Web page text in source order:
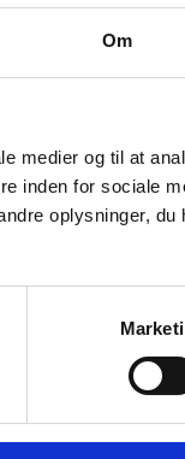
Om
medier og til at
inden for sociale
oplysninger, du
som selv designer
vi altid flere
de andre af
Isager